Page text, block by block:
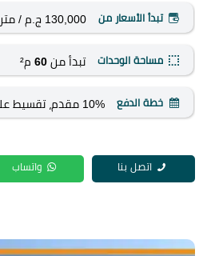
تبدأ الأسعار من 130,000 ج.م / متر
مساحة الوحدات تبدأ من 60م²
خطة الدفع 10% مقدم، تقسيط على 8 سنوات
اتصل بنا واتساب